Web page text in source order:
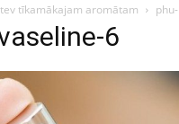
tīkamākajam aromātam
6